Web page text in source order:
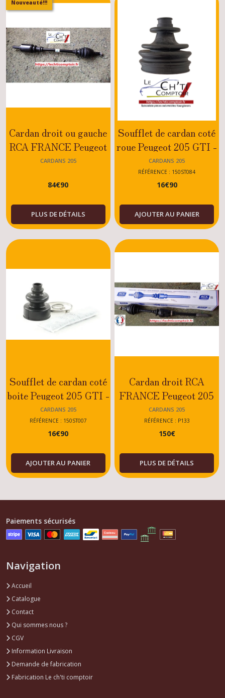
Nouveauté!!!
Cardan droit ou gauche
RCA FRANCE Peugeot
205 moteur XV-XW-
CARDANS 205
84€90
PLUS DE DÉTAILS
Soufflet de cardan coté
roue Peugeot 205 GTI -
CTI - DIESEL - XU
CARDANS 205
RÉFÉRENCE : 150ST084
16€90
AJOUTER AU PANIER
Soufflet de cardan coté
boite Peugeot 205 GTI -
CTI - DIESEL - XU
CARDANS 205
RÉFÉRENCE : 150ST007
16€90
AJOUTER AU PANIER
Cardan droit RCA
FRANCE Peugeot 205
GTI 1.9
CARDANS 205
RÉFÉRENCE : P133
150€
PLUS DE DÉTAILS
Paiements sécurisés
Navigation
Accueil
Catalogue
Contact
Qui sommes nous ?
CGV
Information Livraison
Demande de fabrication
Fabrication Le ch'ti comptoir